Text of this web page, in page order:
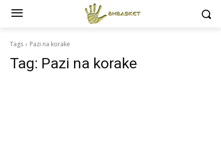
Tags Pazi na korake
Tag: Pazi na korake